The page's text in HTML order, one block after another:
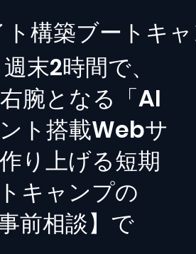
構築ブートキ
末2時間で、
腕となる「AI
ト搭載Webサ
り上げる短期
キャンプの
前相談】で